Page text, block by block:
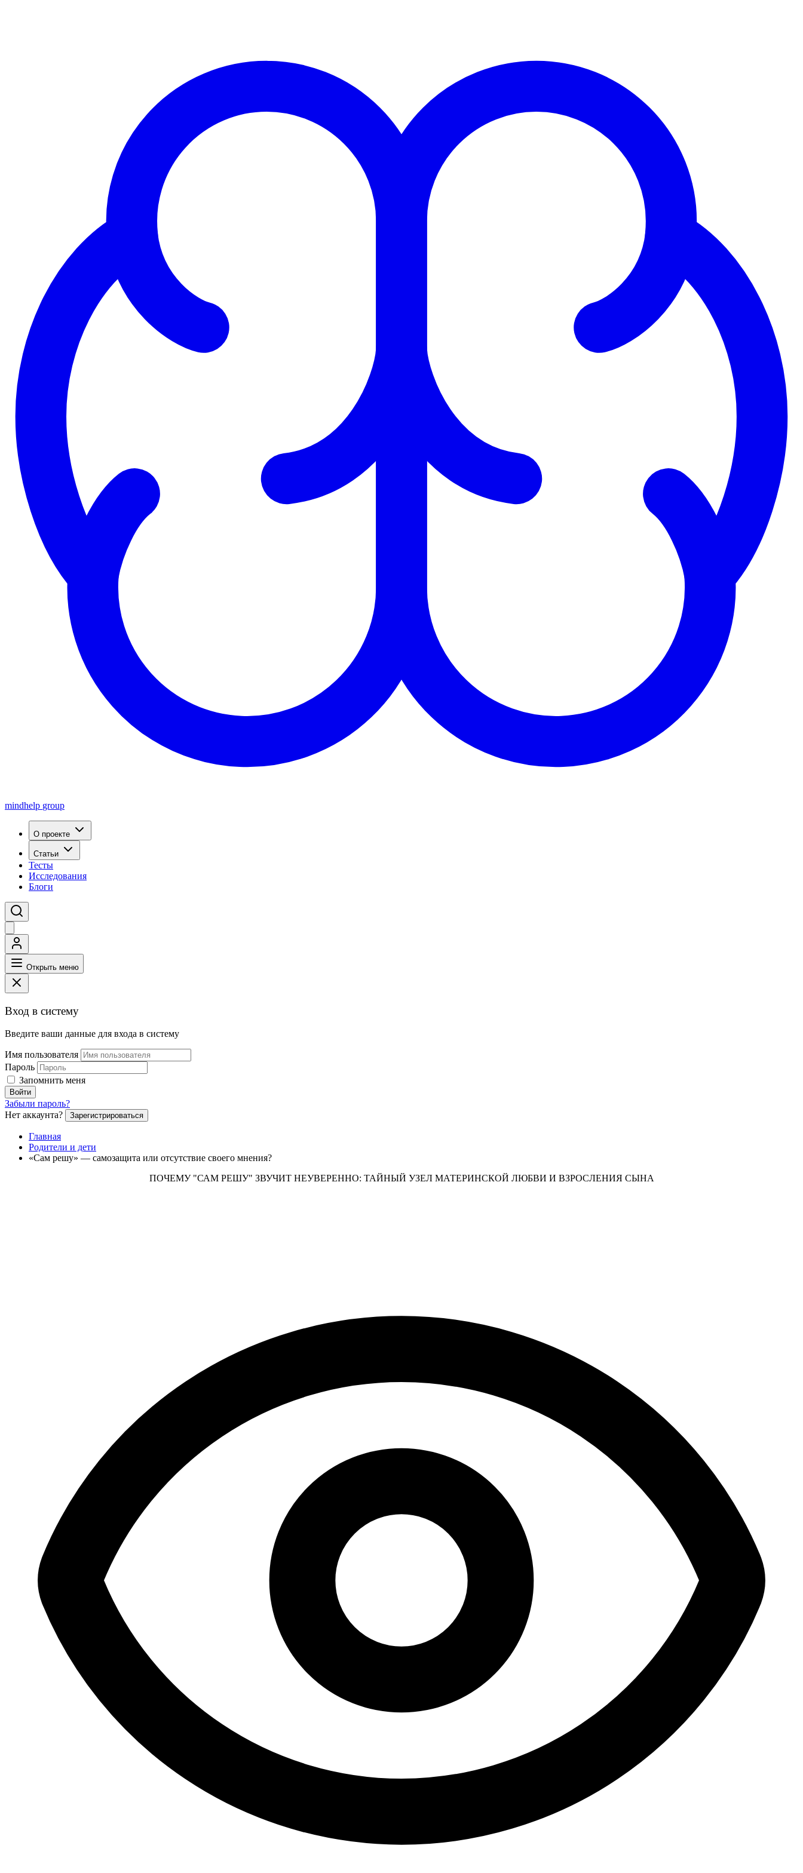
mindhelp group
О проекте
Статьи
Тесты
Исследования
Блоги
Открыть меню
Вход в систему
Введите ваши данные для входа в систему
Имя пользователя
Пароль
Запомнить меня
Войти
Забыли пароль?
Нет аккаунта?
Зарегистрироваться
Главная
Родители и дети
«Сам решу» — самозащита или отсутствие своего мнения?
ПОЧЕМУ "САМ РЕШУ" ЗВУЧИТ НЕУВЕРЕННО: ТАЙНЫЙ УЗЕЛ МАТЕРИНСКОЙ ЛЮБВИ И ВЗРОСЛЕНИЯ СЫНА